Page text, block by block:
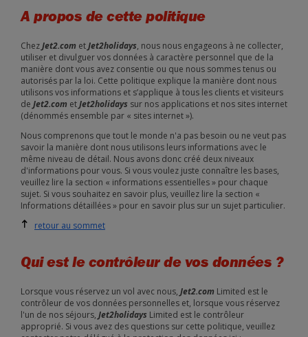
A propos de cette politique
ChezJet2.com etJet2holidays, nous nous engageons à ne collecter,
utiliser et divulguer vos données à caractère personnel que de la
manière dont vous avez consentie ou que nous sommes tenus ou
autorisés par la loi. Cette politique explique la manière dont nous
utilisons vos informations et s’applique à tous les clients et visiteurs
de Jet2.com etJet2holidays sur nos applications et nos sites internet
(dénommés ensemble par « sites internet »).
Nous comprenons que tout le monde n'a pas besoin ou ne veut pas
savoir la manière dont nous utilisons leurs informations avec le
même niveau de détail. Nous avons donc créé deux niveaux
d'informations pour vous. Si vous voulez juste connaître les bases,
veuillez lire la section « informations essentielles » pour chaque
sujet. Si vous souhaitez en savoir plus, veuillez lire la section «
Informations détaillées » pour en savoir plus sur un sujet particulier.
retour au sommet
Qui est le contrôleur de vos données ?
Lorsque vous réservez un vol avec nous, Jet2.com Limited est le
contrôleur de vos données personnelles et, lorsque vous réservez
l'un de nos séjours, Jet2holidays Limited est le contrôleur
approprié. Si vous avez des questions sur cette politique, veuillez